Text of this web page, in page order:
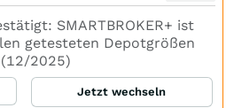
SMARTBROKER+ ist
getesteten Depotgrößen
(12/2025)
Jetzt wechseln